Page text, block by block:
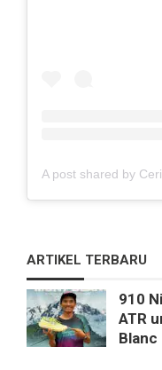
A post shared by
ARTIKEL TERBARU
910
ATR
Blanc